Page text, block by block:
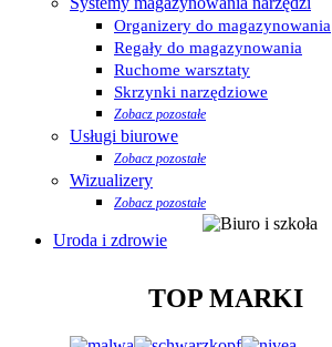
Organizery do magazynowania
Regały do magazynowania
Ruchome warsztaty
Skrzynki narzędziowe
Zobacz pozostałe
Usługi biurowe
Zobacz pozostałe
Wizualizery
Zobacz pozostałe
Uroda i zdrowie
TOP MARKI